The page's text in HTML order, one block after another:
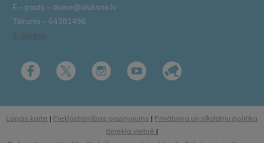
E – pasts – dome@aluksne.lv
Tālrunis – 64381496
E-adrese
Lapas karte | Piekļūstamības paziņojums | Privātuma un sīkdatņu politika
tīmekļa vietnē |